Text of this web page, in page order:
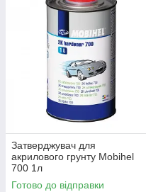
Затверджувач для
акрилового грунту Mobihel
700 1л
Готово до відправки